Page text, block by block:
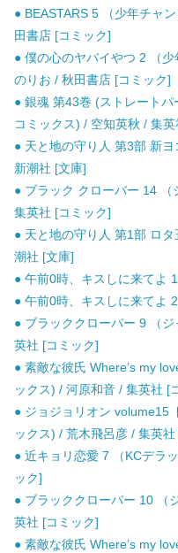
● BEASTARS 5 （少年チャ
田書店 [コミック]
● 僕の心のヤバイやつ 2 （
のりお / 秋田書店 [コミック]
● 銀魂 第43巻 (ストレートパ
コミックス) / 空知英秋 / 集
● 天と地の守り人 第3部 新
新潮社 [文庫]
● ブラック クローバー 14
集英社 [コミック]
● 天と地の守り人 第1部 ロ
潮社 [文庫]
● 午前0時、キスしに来てよ
● 午前0時、キスしに来てよ
● ブラッククローバー 9 （
英社 [コミック]
● 素敵な彼氏 Where’s my
ックス) / 河原和音 / 集英社 [
● ジョジョリオン volume15
ックス) / 荒木飛呂彦 / 集英
● 近キョリ恋愛 7 （KCデラ
ック]
● ブラッククローバー 10 （
英社 [コミック]
● 素敵な彼氏 Where’s my